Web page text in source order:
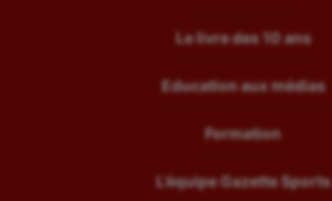
Le livre des 10 ans
Education aux médias
Formation
L’équipe Gazette Sports